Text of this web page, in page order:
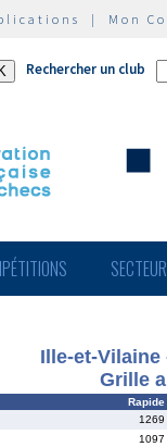
| Mon
Rechercher un club
Ille-et-
Grille
Rapide
1269
1097